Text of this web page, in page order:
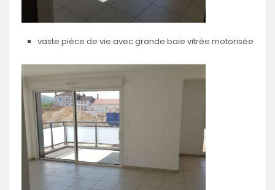
vaste pièce de vie avec grande baie vitrée motorisée